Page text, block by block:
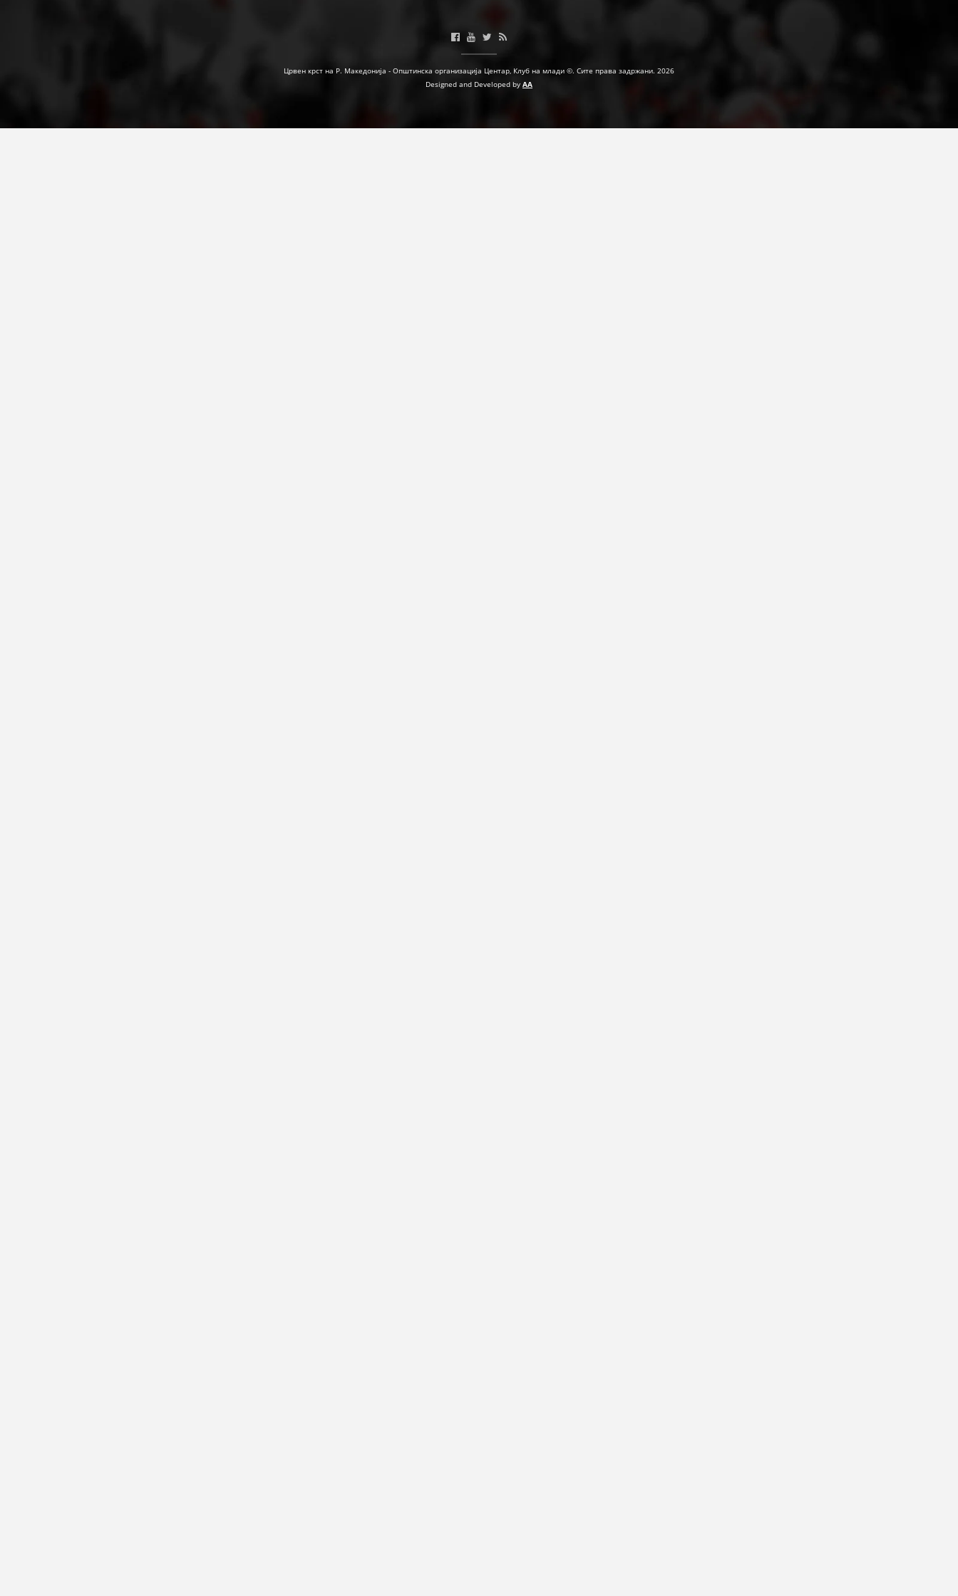
ЗДРАВСТВЕНО ПРЕВЕНТИВНА ДЕЈНОСТ
ИНФОРМАЦИИ ЗА БОЛЕСТИ
Црвен крст на Р. Македонија - Општинска организација Центар, Клуб на млади ©. Сите права задржани. 2026
Designed and Developed by AA